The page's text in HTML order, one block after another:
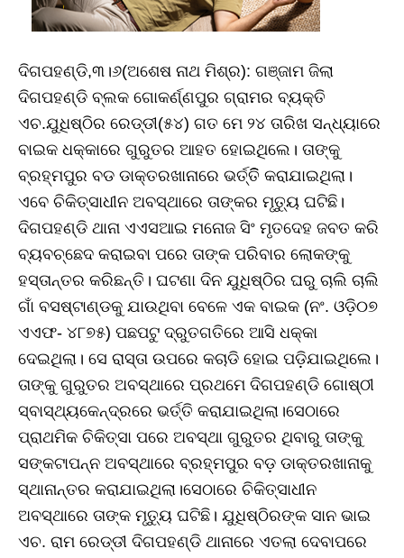
ଦିଗପହଣ୍ଡି,୩।୬(ଅଶେଷ ନାଥ ମିଶ୍ର): ଗଞ୍ଜାମ ଜିଲା
ଦିଗପହଣ୍ଡି ବ୍ଲକ ଗୋକର୍ଣ୍ଣପୁର ଗ୍ରାମର ବ୍ୟକ୍ତି
ଏଚ.ଯୁଧିଷ୍ଠିର ରେଡ୍ଡୀ(୫୪) ଗତ ମେ ୨୪ ତାରିଖ ସନ୍ଧ୍ୟାରେ
ବାଇକ ଧକ୍କାରେ ଗୁରୁତର ଆହତ ହୋଇଥିଲେ। ତାଙ୍କୁ
ବ୍ରହ୍ମପୁର ବଡ ଡାକ୍ତରଖାନାରେ ଭର୍ତ୍ତିି କରାଯାଇଥିଲା।
ଏବେ ଚିକିତ୍ସାଧୀନ ଅବସ୍ଥାରେ ତାଙ୍କର ମୃତ୍ୟୁ ଘଟିଛି।
ଦିଗପହଣ୍ଡି ଥାନା ଏଏସଆଇ ମନୋଜ ସିଂ ମୃତଦେହ ଜବତ କରି
ବ୍ୟବଚ୍ଛେଦ କରାଇବା ପରେ ତାଙ୍କ ପରିବାର ଲୋକଙ୍କୁ
ହସ୍ତାନ୍ତର କରିଛନ୍ତି। ଘଟଣା ଦିନ ଯୁଧିଷ୍ଠିର ଘରୁ ଚାଲି ଚାଲି
ଗାଁ ବସଷ୍ଟାଣ୍ଡକୁ ଯାଉଥିବା ବେଳେ ଏକ ବାଇକ (ନଂ. ଓଡ଼ି୦୭
ଏଏଫ- ୪୮୭୫) ପଛପଟୁ ଦ୍ରୁତଗତିରେ ଆସି ଧକ୍କା
ଦେଇଥିଲା। ସେ ରାସ୍ତା ଉପରେ କଚାଡି ହୋଇ ପଡ଼ିଯାଇଥିଲେ।
ତାଙ୍କୁ ଗୁରୁତର ଅବସ୍ଥାରେ ପ୍ରଥମେ ଦିଗପହଣ୍ଡି ଗୋଷ୍ଠୀ
ସ୍ବାସ୍ଥ୍ୟକେନ୍ଦ୍ରରେ ଭର୍ତ୍ତି କରାଯାଇଥିଲା।ସେଠାରେ
ପ୍ରାଥମିକ ଚିକିତ୍ସା ପରେ ଅବସ୍ଥା ଗୁରୁତର ଥିବାରୁ ତାଙ୍କୁ
ସଙ୍କଟାପନ୍ନ ଅବସ୍ଥାରେ ବ୍ରହ୍ମପୁର ବଡ଼ ଡାକ୍ତରଖାନାକୁ
ସ୍ଥାନାନ୍ତର କରାଯାଇଥିଲା।ସେଠାରେ ଚିକିତ୍ସାଧୀନ
ଅବସ୍ଥାରେ ତାଙ୍କ ମୃତ୍ୟୁ ଘଟିଛି। ଯୁଧିଷ୍ଠିରଙ୍କ ସାନ ଭାଇ
ଏଚ. ରାମ ରେଡ୍ଡୀ ଦିଗପହଣ୍ଡି ଥାନାରେ ଏତଲା ଦେବାପରେ